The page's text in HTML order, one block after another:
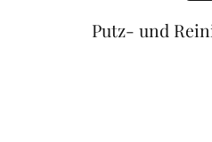
Putz- und